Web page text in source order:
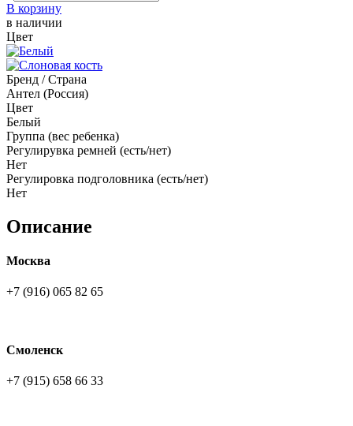
В корзину
в наличии
Цвет
Бренд / Страна
Антел (Россия)
Цвет
Белый
Группа (вес ребенка)
Регулирувка ремней (есть/нет)
Нет
Регулировка подголовника (есть/нет)
Нет
Описание
Москва
+7 (916) 065 82 65
Смоленск
+7 (915) 658 66 33